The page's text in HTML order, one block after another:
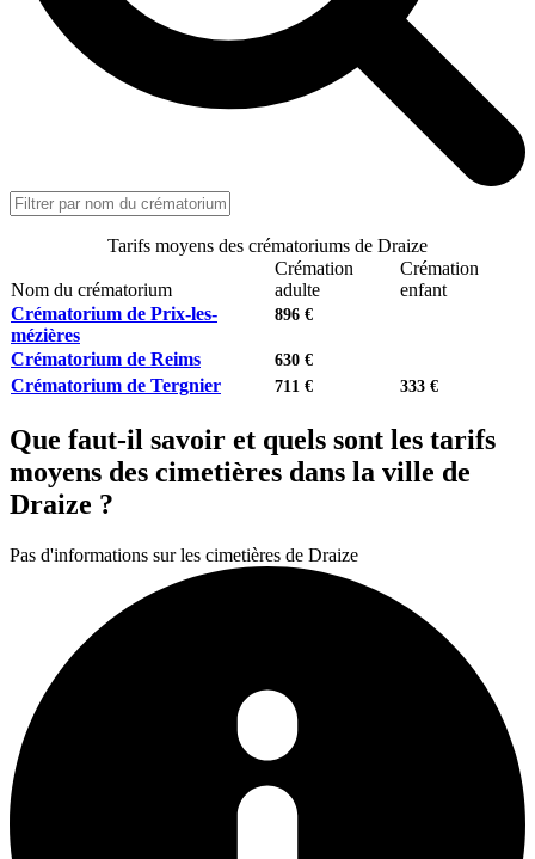
Tarifs moyens des crématoriums de Draize
Nom du crématorium
Crémation
adulte
Crémation
enfant
Crématorium de Prix-les-
mézières
896 €
Crématorium de Reims 630 €
Crématorium de Tergnier 711 € 333 €
Que faut-il savoir et quels sont les tarifs
moyens des cimetières dans la ville de
Draize ?
Pas d'informations sur les cimetières de Draize